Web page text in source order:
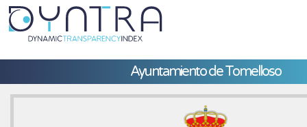
Ayuntamiento de Tomelloso